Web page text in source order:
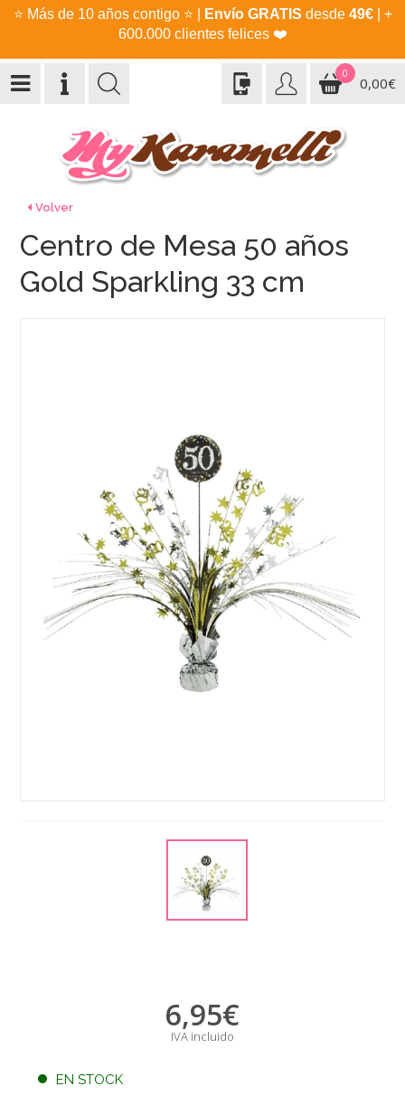
⭐ Más de 10 años contigo ⭐ Envío GRATIS desde 49€| +
600.000 clientes felices ❤️
0
0,00€
Volver
Centro de Mesa 50 años
Gold Sparkling 33 cm
6,95€
IVA incluido
EN STOCK